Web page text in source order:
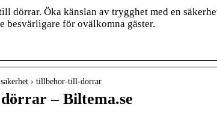
dörrar. Öka känslan av trygghet med en
besvärligare för ovälkomna gäster.
› tillbehor-till-dorrar
– Biltema.se